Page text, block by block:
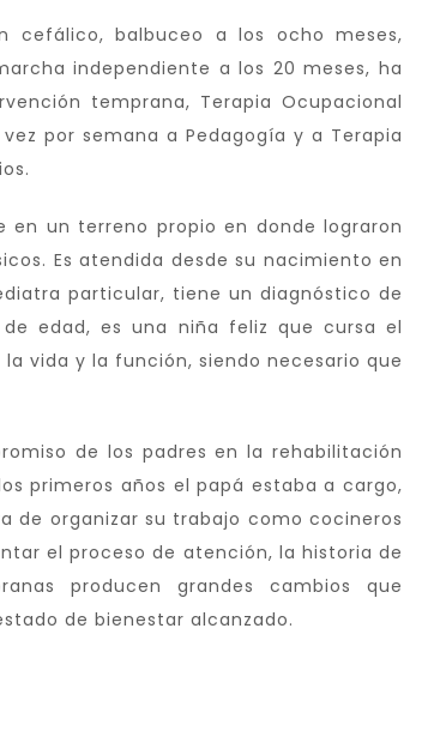
cefálico, balbuceo a los ocho meses,
independiente a los 20 meses, ha
temprana, Terapia Ocupacional
por semana a Pedagogía y a Terapia
un terreno propio en donde lograron
Es atendida desde su nacimiento en
particular, tiene un diagnóstico de
de edad, es una niña feliz que cursa el
vida y la función, siendo necesario que
de los padres en la rehabilitación
primeros años el papá estaba a cargo,
de organizar su trabajo como cocineros
el proceso de atención, la historia de
producen grandes cambios que
de bienestar alcanzado.